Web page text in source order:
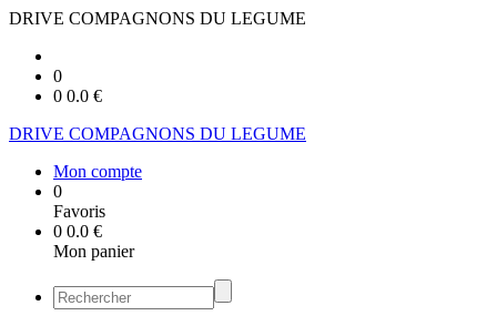
DRIVE COMPAGNONS DU LEGUME
0
0 0.0 €
DRIVE COMPAGNONS DU LEGUME
Mon compte
0
Favoris
0 0.0 €
Mon panier